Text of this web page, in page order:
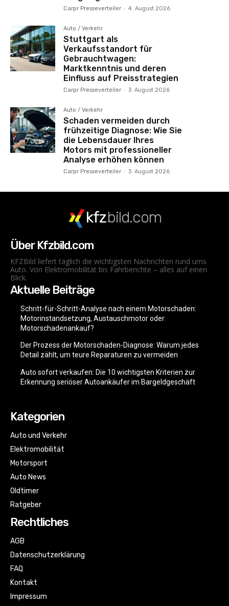
Carpr Presseverteiler - 4. August 2026
Auto / Verkehr
Stuttgart als
Verkaufsstandort für
Gebrauchtwagen:
Marktkenntnis und deren
Einfluss auf Preisstrategien
Carpr Presseverteiler - 3. August 2026
Auto / Verkehr
Schaden vermeiden durch
frühzeitige Diagnose: Wie Sie
die Lebensdauer Ihres
Motors mit professioneller
Analyse erhöhen können
Carpr Presseverteiler - 3. August 2026
kfzbild.com
Über Kfzbild.com
KFZBild liefert täglich die wichtigsten Nachrichten rund ums
Auto. Von Elektromobilität bis Fahrberichte – alles auf einen
Blick.
Aktuelle Beiträge
Schritt-für-Schritt-Analyse nach einem Motorschaden:
Motorinstandsetzung, Austauschmotor oder
Motorschadenankauf?
Der Prozess der Motorschaden-Diagnose: Warum jedes
Detail zählt, um teure Reparaturen zu vermeiden
Auto sofort verkaufen: Die 10 wichtigsten Kriterien zur
Erkennung seriöser Autoankäufer im Bargeldgeschäft
Kategorien
Auto und Verkehr
Elektromobilität
Motorsport
Auto News
Oldtimer
Ratgeber
Rechtliches
AGB
Datenschutzerklärung
FAQ
Kontakt
Impressum